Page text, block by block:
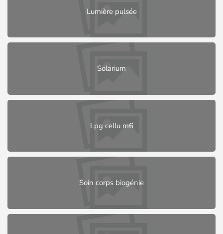
Lumière pulsée
Solarium
Lpg cellu m6
Soin corps biogénie